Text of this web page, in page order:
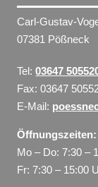
Carl-Gustav-
07381 Pößneck
Tel:03647
Fax: 03647
E-Mail:
Öffnungszeiten:
Mo – Do: 7:30 –
Fr: 7:30 – 15:00